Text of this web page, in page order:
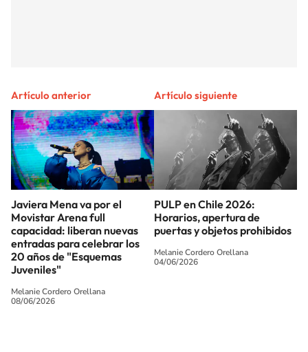
Artículo anterior
Javiera Mena va por el
Movistar Arena full
capacidad: liberan nuevas
entradas para celebrar los
20 años de "Esquemas
Juveniles"
Melanie Cordero Orellana
08/06/2026
Artículo siguiente
PULP en Chile 2026:
Horarios, apertura de
puertas y objetos prohibidos
Melanie Cordero Orellana
04/06/2026